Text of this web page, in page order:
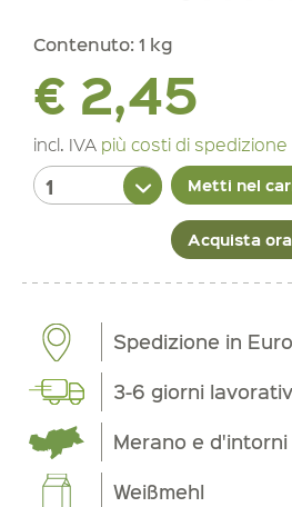
Contenuto: 1 kg
€ 2,45
incl. IVA più costi di spedizione
Metti nel
Acquista ora
Spedizione in
3-6 giorni
Merano e d'intorni
Weißmehl